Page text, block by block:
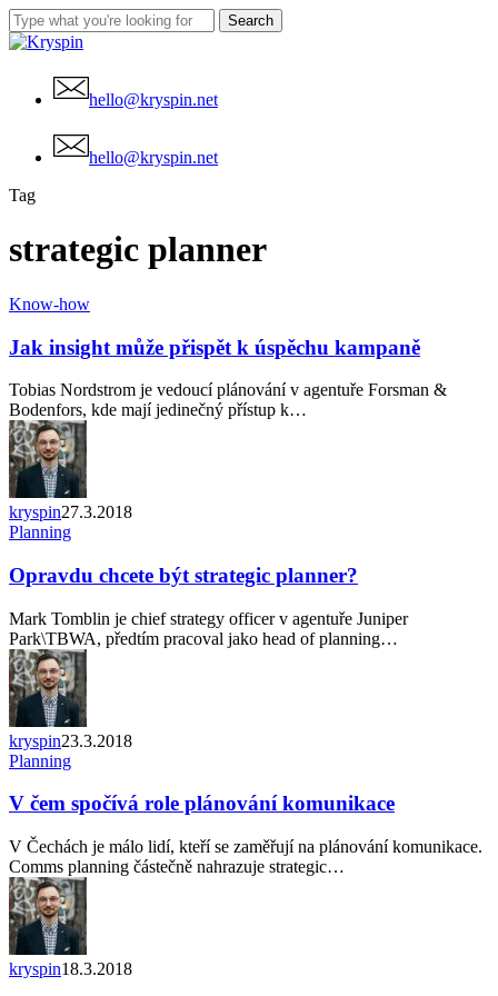
Skip
to
content
Search
Close
hello@kryspin.net
hello@kryspin.net
Tag
strategic planner
Jak
může
přispět
k
úspěchu
kampaně
Know-how
Jak insight může přispět k úspěchu kampaně
Tobias Nordstrom je vedoucí plánování v agentuře Forsman &
Bodenfors, kde mají jedinečný přístup k…
kryspin27.3.2018
Opravdu
být
strategic
planner?
Planning
Opravdu chcete být strategic planner?
Mark Tomblin je chief strategy officer v agentuře Juniper
Park\TBWA, předtím pracoval jako head of planning…
kryspin23.3.2018
V
spočívá
plánování
komunikace
Planning
V čem spočívá role plánování komunikace
V Čechách je málo lidí, kteří se zaměřují na plánování komunikace.
Comms planning částečně nahrazuje strategic…
kryspin18.3.2018